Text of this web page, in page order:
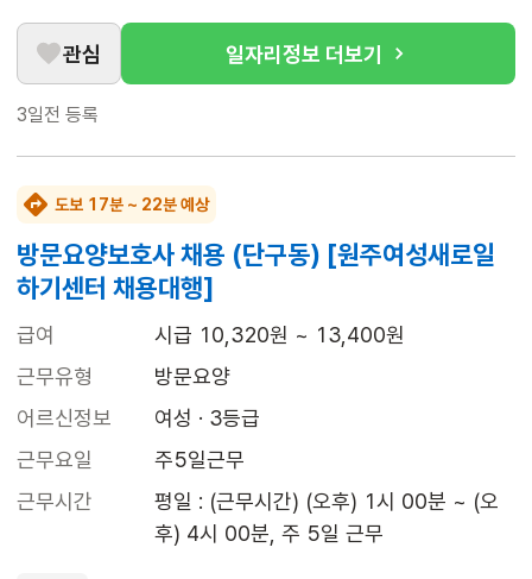
관심 일자리정보 더보기
3일전 등록
도보 17분 ~ 22분 예상
방문요양보호사 채용 (단구동) [원주여성새로일
하기센터 채용대행]
급여
시급 10,320원 ~ 13,400원
근무유형
방문요양
어르신정보
여성 · 3등급
근무요일
주5일근무
근무시간
평일 : (근무시간) (오후) 1시 00분 ~ (오
후) 4시 00분, 주 5일 근무